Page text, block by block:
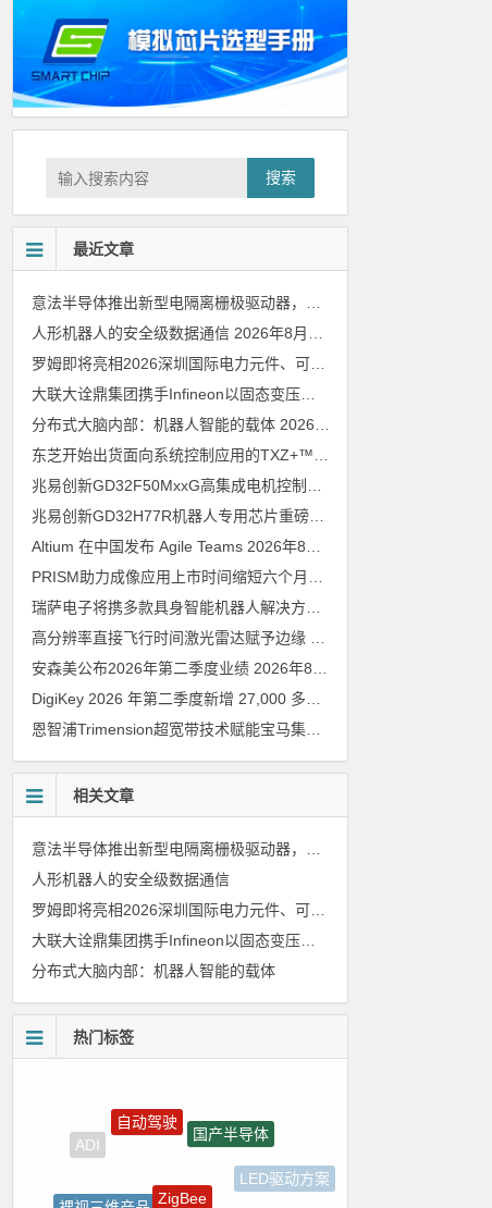
搜索
最近文章
人形机器人的安全级数据通信 2026年8月8日
罗姆即将亮相2026深圳国际电力元件、可再生能源管理展览会暨研讨会
大联大诠鼎集团携手Infineon以固态变压器重构配电效率新标杆
分布式大脑内部：机器人智能的载体 2026年8月6日
兆易创新GD32H77R机器人专用芯片重磅亮相，精准赋能伺服驱动与关节控制
Altium 在中国发布 Agile Teams 2026年8月6日
安森美公布2026年第二季度业绩 2026年8月6日
恩智浦Trimension超宽带技术赋能宝马集团Digital Key Plus及生命体存在检测功能
相关文章
人形机器人的安全级数据通信
罗姆即将亮相2026深圳国际电力元件、可再生能源管理展览会暨研讨会
大联大诠鼎集团携手Infineon以固态变压器重构配电效率新标杆
分布式大脑内部：机器人智能的载体
热门标签
LED驱动方案